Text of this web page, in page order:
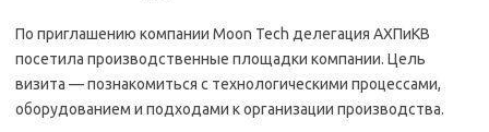
По приглашению компании Moon Tech делегация АХПиКВ
посетила производственные площадки компании. Цель
визита — познакомиться с технологическими процессами,
оборудованием и подходами к организации производства.